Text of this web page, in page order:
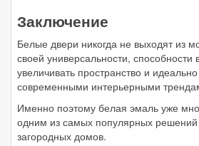
Заключение
Белые двери никогда не выходят из
своей универсальности, способности
увеличивать пространство и
современными интерьерными
Именно поэтому белая эмаль уже
одним из самых популярных решений
загородных домов.